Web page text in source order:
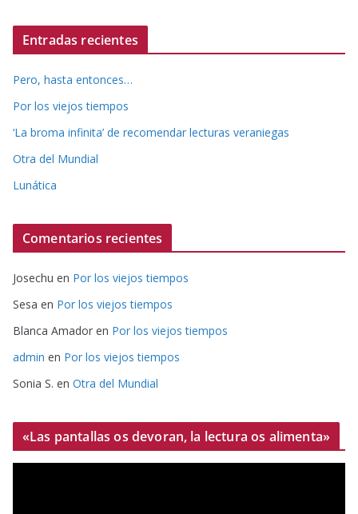
Entradas recientes
Pero, hasta entonces…
Por los viejos tiempos
‘La broma infinita’ de recomendar lecturas veraniegas
Otra del Mundial
Lunática
Comentarios recientes
Josechu en Por los viejos tiempos
Sesa en Por los viejos tiempos
Blanca Amador en Por los viejos tiempos
admin en Por los viejos tiempos
Sonia S. en Otra del Mundial
«Las pantallas os devoran, la lectura os alimenta»